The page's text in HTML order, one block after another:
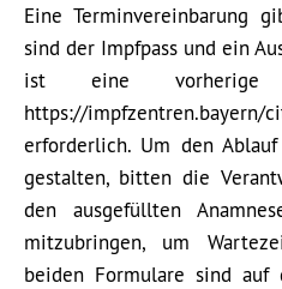
Eine Terminvereinbarung
sind der Impfpass und ein
ist eine vorherige
https://
erforderlich. Um den
gestalten, bitten die
den ausgefüllten
mitzubringen, um
beiden Formulare sind auf